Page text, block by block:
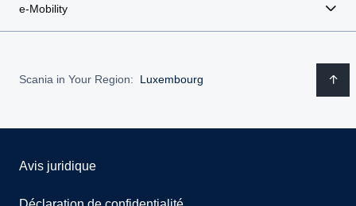
e-Mobility
Scania in Your Region: Luxembourg
Avis juridique